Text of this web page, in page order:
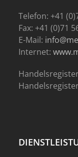
Telefon: +41
Fax: +41 (0)71
E-Mail:
Internet: